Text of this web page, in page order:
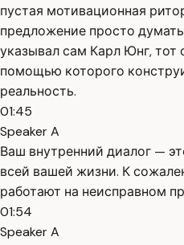
пустая мотивационная
предложение просто
указывал сам Карл Юнг, тот
помощью которого
реальность.
01:45
Speaker A
Ваш внутренний диалог —
всей вашей жизни. К
работают на неисправном
01:54
Speaker A